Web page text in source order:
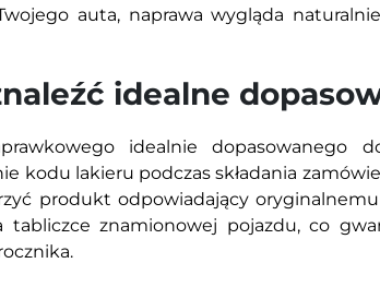
auta, naprawa wygląda
idealne
idealnie dopasowanego
lakieru podczas składania
produkt odpowiadający
tabliczce znamionowej pojazdu, co